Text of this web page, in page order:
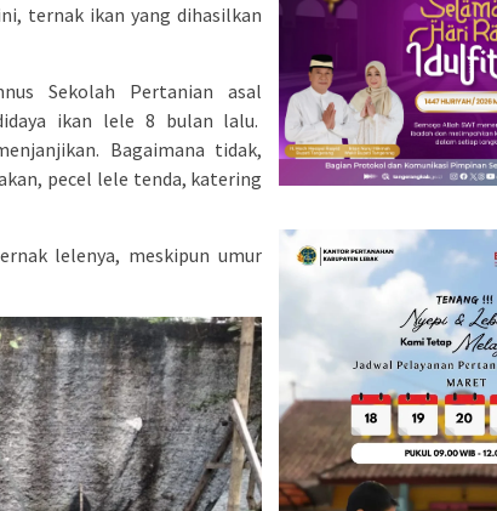
ternak ikan yang dihasilkan
Sekolah Pertanian asal
ikan lele 8 bulan lalu.
Bagaimana tidak,
pecel lele tenda, katering
lelenya, meskipun umur